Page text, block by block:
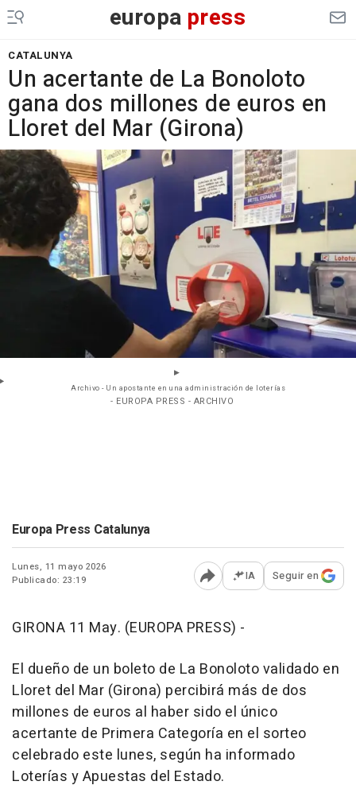
europa press
CATALUNYA
Un acertante de La Bonoloto
gana dos millones de euros en
Lloret del Mar (Girona)
Archivo - Un apostante en una administración de loterías
- EUROPA PRESS - ARCHIVO
Europa Press Catalunya
Lunes, 11 mayo 2026
Publicado: 23:19
Abrir opciones para
IA Seguir en
GIRONA 11 May. (EUROPA PRESS) -
El dueño de un boleto de La Bonoloto validado en
Lloret del Mar (Girona) percibirá más de dos
millones de euros al haber sido el único
acertante de Primera Categoría en el sorteo
celebrado este lunes, según ha informado
Loterías y Apuestas del Estado.